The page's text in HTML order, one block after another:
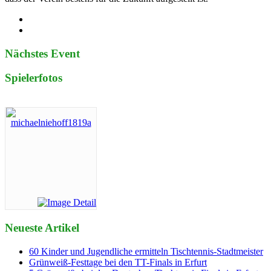
Nächstes Event
Spielerfotos
Neueste Artikel
60 Kinder und Jugendliche ermitteln Tischtennis-Stadtmeister
Grünweiß-Festtage bei den TT-Finals in Erfurt